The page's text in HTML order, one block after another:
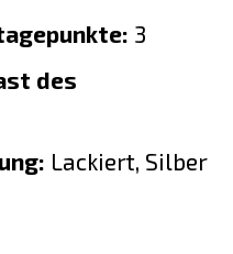
3
des
Lackiert, Silber